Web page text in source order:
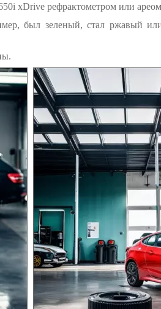
xDrive рефрактометром или
был зеленый, стал ржавый